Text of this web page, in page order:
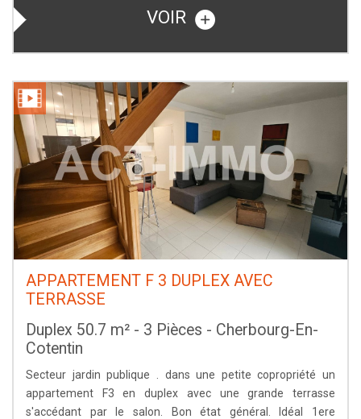
VOIR
APPARTEMENT F 3 DUPLEX AVEC
TERRASSE
Duplex 50.7 m² - 3 Pièces - Cherbourg-En-
Cotentin
Secteur jardin publique . dans une petite copropriété un
appartement F3 en duplex avec une grande terrasse
s'accédant par le salon. Bon état général. Idéal 1ere